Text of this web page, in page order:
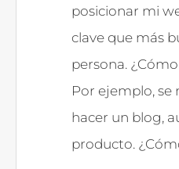
posicionar mi
clave que más
persona.
Por ejemplo, se
hacer un blog,
producto.